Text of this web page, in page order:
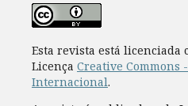
Esta revista está licenciada
Licença Creative Commons
Internacional.